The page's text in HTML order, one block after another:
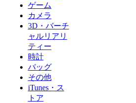
ゲーム
カメラ
3D・バーチ
ャルリアリ
ティー
時計
バッグ
その他
iTunes・ス
トア